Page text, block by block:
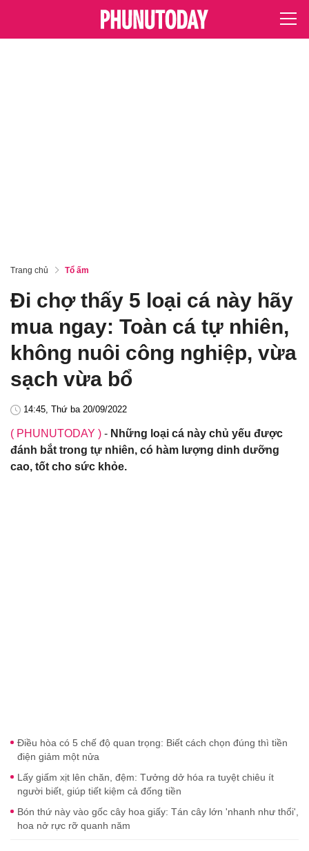
Trang chủ Tổ ấm
Đi chợ thấy 5 loại cá này hãy
mua ngay: Toàn cá tự nhiên,
không nuôi công nghiệp, vừa
sạch vừa bổ
14:45, Thứ ba 20/09/2022
( PHUNUTODAY ) - Những loại cá này chủ yếu được
đánh bắt trong tự nhiên, có hàm lượng dinh dưỡng
cao, tốt cho sức khỏe.
Điều hòa có 5 chế độ quan trọng: Biết cách chọn đúng thì tiền
điện giảm một nửa
Lấy giấm xịt lên chăn, đệm: Tưởng dở hóa ra tuyệt chiêu ít
người biết, giúp tiết kiệm cả đống tiền
Bón thứ này vào gốc cây hoa giấy: Tán cây lớn 'nhanh như thổi',
hoa nở rực rỡ quanh năm